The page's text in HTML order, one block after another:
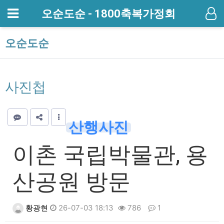
메뉴 오순도순 - 1800축복가정회
오순도순
사진첩
산행사진
이촌 국립박물관, 용
산공원 방문
황광현 26-07-03 18:13 786 1